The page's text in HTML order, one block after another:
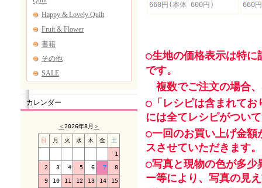
カレンダー
＜2026年8月 ＞
日 月 火 水 木 金 土
1
2 3 4 5 6 7 8
9 10 11 12 13 14 15
660円(本体 600円) 660
○生地の価格表示は特に
です。
複数でご注文の場合
○「レシピは含まれてお
には全てレシピがつい
○一回のお買い上げ金
スさせていただきます。
○写真と現物の色が多少
ー等により、写真の見